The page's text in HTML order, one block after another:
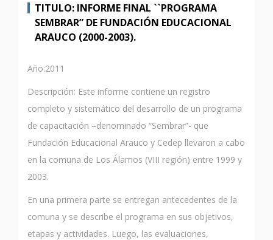
TITULO: INFORME FINAL ``PROGRAMA
SEMBRAR” DE FUNDACIÓN EDUCACIONAL
ARAUCO (2000-2003).
Año:2011
Descripción: Este informe contiene un registro
completo y sistemático del desarrollo de un programa
de capacitación –denominado “Sembrar”- que
Fundación Educacional Arauco y Cedep llevaron a cabo
en la comuna de Los Álamos (VIII región) entre 1999 y
2003.
En una primera parte se entregan antecedentes de la
comuna y se describe el programa en sus objetivos,
etapas y actividades. Luego, las evaluaciones,